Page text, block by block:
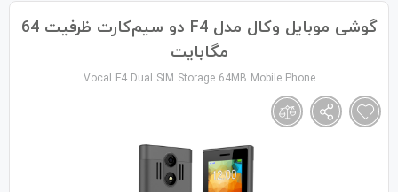
گوشی موبایل وکال مدل F4 دو سیم‌کارت ظرفیت 64
مگابایت
Vocal F4 Dual SIM Storage 64MB Mobile Phone